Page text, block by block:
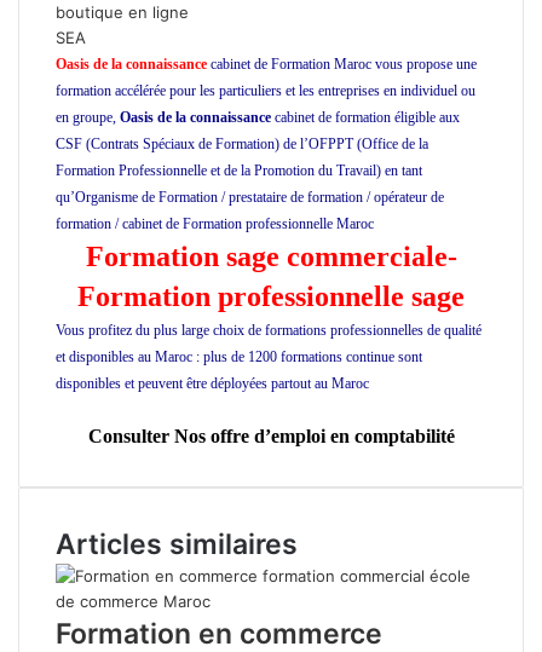
boutique en ligne
SEA
Oasis de la connaissance cabinet de Formation Maroc vous propose une
formation accélérée pour les particuliers et les entreprises en individuel ou
en groupe, Oasis de la connaissance cabinet de formation éligible aux
CSF (Contrats Spéciaux de Formation) de l’OFPPT (Office de la
Formation Professionnelle et de la Promotion du Travail) en tant
qu’Organisme de Formation / prestataire de formation / opérateur de
formation / cabinet de Formation professionnelle Maroc
Formation sage commerciale-
Formation professionnelle sage
Vous profitez du plus large choix de formations professionnelles de qualité
et disponibles au Maroc : plus de 1200 formations continue sont
disponibles et peuvent être déployées partout au Maroc
Consulter Nos offre d’emploi en comptabilité
Articles similaires
Formation en commerce